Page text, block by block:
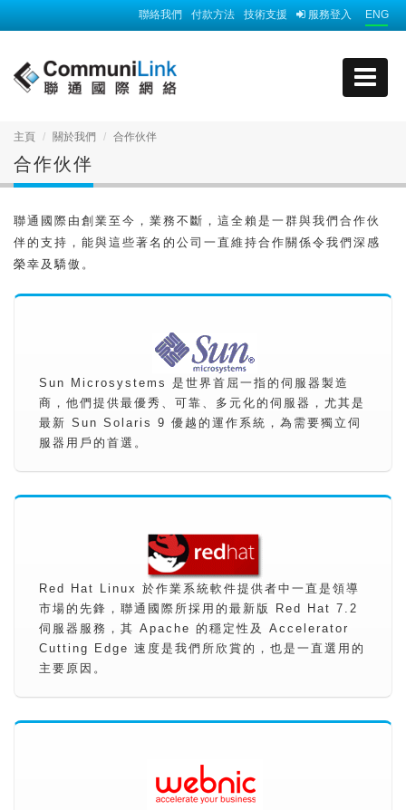
ENG
服務登入
技術支援
付款方法
聯絡我們
主頁 關於我們 合作伙伴
合作伙伴
聯通國際由創業至今，業務不斷，這全賴是一群與我們合作伙
伴的支持，能與這些著名的公司一直維持合作關係令我們深感
榮幸及驕傲。
Sun Microsystems 是世界首屈一指的伺服器製造
商，他們提供最優秀、可靠、多元化的伺服器，尤其是
最新 Sun Solaris 9 優越的運作系統，為需要獨立伺
服器用戶的首選。
Red Hat Linux 於作業系統軟件提供者中一直是領導
市場的先鋒，聯通國際所採用的最新版 Red Hat 7.2
伺服器服務，其 Apache 的穩定性及 Accelerator
Cutting Edge 速度是我們所欣賞的，也是一直選用的
主要原因。